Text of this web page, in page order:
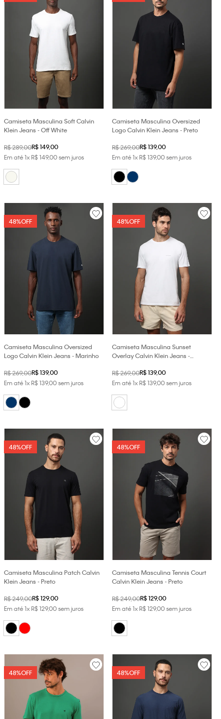
Camiseta Masculina Soft Calvin
Klein Jeans - Off White
R$289,00R$149,00
Em até1xR$149,00sem juros
Camiseta Masculina Oversized
Logo Calvin Klein Jeans - Preto
R$269,00R$139,00
Em até1xR$139,00sem juros
48%OFF
Camiseta Masculina Oversized
Logo Calvin Klein Jeans - Marinho
R$269,00R$139,00
Em até1xR$139,00sem juros
48%OFF
Camiseta Masculina Sunset
Overlay Calvin Klein Jeans -
R$269,00R$139,00
Em até1xR$139,00sem juros
48%OFF
Camiseta Masculina Patch Calvin
Klein Jeans - Preto
R$249,00R$129,00
Em até1xR$129,00sem juros
48%OFF
Camiseta Masculina Tennis Court
Calvin Klein Jeans - Preto
R$249,00R$129,00
Em até1xR$129,00sem juros
48%OFF 48%OFF